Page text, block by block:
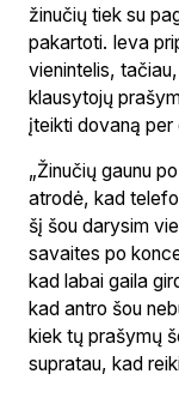
žinučių tiek su
pakartoti. Ieva
vienintelis,
klausytojų
įteikti dovaną
„Žinučių gaunu
atrodė, kad
šį šou darysim
savaites po
kad labai gaila
kad antro šou
kiek tų prašymų
supratau, kad